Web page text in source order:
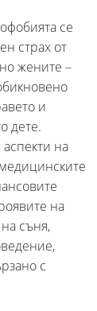
се
страх от
жените –
и
дете.
на
на
съня,
с